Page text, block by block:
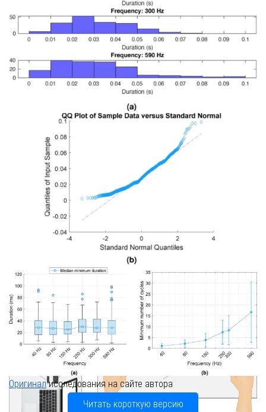
Оригиналисследования на сайте автора
Читать короткую версию